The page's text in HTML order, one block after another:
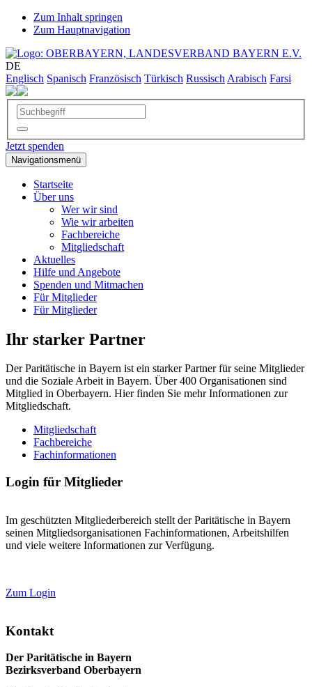
Zum Inhalt springen
Zum Hauptnavigation
DE
Englisch Spanisch Französisch Türkisch Russisch Arabisch Farsi
Jetzt spenden
Navigationsmenü
Startseite
Über uns
Wer wir sind
Wie wir arbeiten
Fachbereiche
Mitgliedschaft
Aktuelles
Hilfe und Angebote
Spenden und Mitmachen
Für Mitglieder
Für Mitglieder
Ihr starker Partner
Der Paritätische in Bayern ist ein starker Partner für seine Mitglieder
und die Soziale Arbeit in Bayern. Über 400 Organisationen sind
Mitglied in Oberbayern. Hier finden Sie mehr Informationen zur
Mitgliedschaft.
Mitgliedschaft
Fachbereiche
Fachinformationen
Login für Mitglieder
Im geschützten Mitgliederbereich stellt der Paritätische in Bayern
seinen Mitgliedsorganisationen Fachinformationen, Arbeitshilfen
und viele weitere Informationen zur Verfügung.
Zum Login
Kontakt
Der Paritätische in Bayern
Bezirksverband Oberbayern